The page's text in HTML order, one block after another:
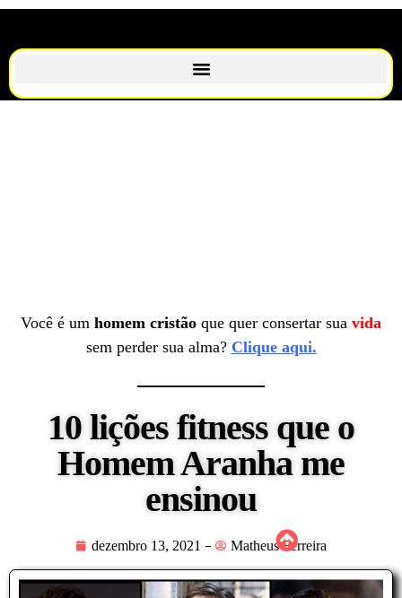
Você é um homem cristão que quer consertar sua vida
sem perder sua alma? Clique aqui.
10 lições fitness que o
Homem Aranha me
ensinou
dezembro 13, 2021 Matheus Ferreira